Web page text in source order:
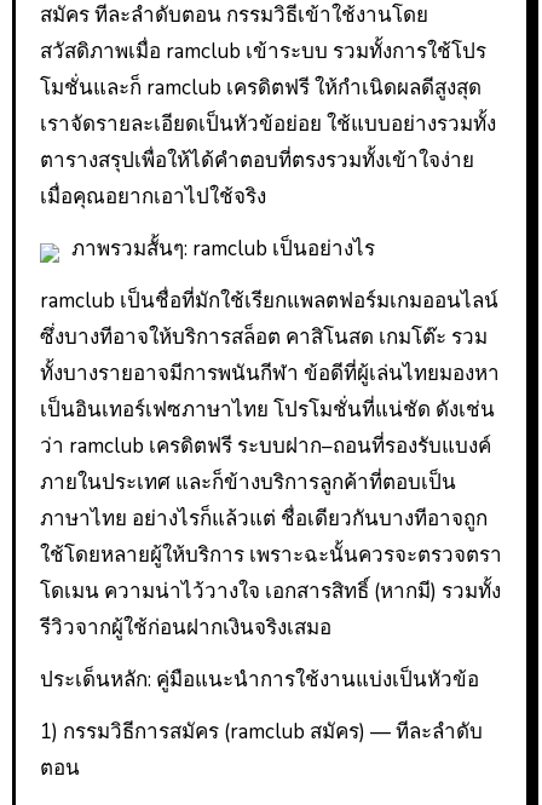
สมัคร ทีละลำดับตอน กรรมวิธีเข้าใช้งานโดย
สวัสดิภาพเมื่อ ramclub เข้าระบบ รวมทั้งการใช้โปร
โมชั่นและก็ ramclub เครดิตฟรี ให้กำเนิดผลดีสูงสุด
เราจัดรายละเอียดเป็นหัวข้อย่อย ใช้แบบอย่างรวมทั้ง
ตารางสรุปเพื่อให้ได้คำตอบที่ตรงรวมทั้งเข้าใจง่าย
เมื่อคุณอยากเอาไปใช้จริง
ภาพรวมสั้นๆ: ramclub เป็นอย่างไร
ramclub เป็นชื่อที่มักใช้เรียกแพลตฟอร์มเกมออนไลน์
ซึ่งบางทีอาจให้บริการสล็อต คาสิโนสด เกมโต๊ะ รวม
ทั้งบางรายอาจมีการพนันกีฬา ข้อดีที่ผู้เล่นไทยมองหา
เป็นอินเทอร์เฟซภาษาไทย โปรโมชั่นที่แน่ชัด ดังเช่น
ว่า ramclub เครดิตฟรี ระบบฝาก–ถอนที่รองรับแบงค์
ภายในประเทศ และก็ข้างบริการลูกค้าที่ตอบเป็น
ภาษาไทย อย่างไรก็แล้วแต่ ชื่อเดียวกันบางทีอาจถูก
ใช้โดยหลายผู้ให้บริการ เพราะฉะนั้นควรจะตรวจตรา
โดเมน ความน่าไว้วางใจ เอกสารสิทธิ์ (หากมี) รวมทั้ง
รีวิวจากผู้ใช้ก่อนฝากเงินจริงเสมอ
ประเด็นหลัก: คู่มือแนะนำการใช้งานแบ่งเป็นหัวข้อ
1) กรรมวิธีการสมัคร (ramclub สมัคร) — ทีละลำดับ
ตอน